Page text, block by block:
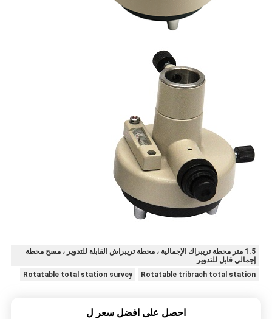
1.5 متر محطة تريبراك الإجمالية ، محطة تريبراش القابلة للتدوير ، مسح محطة
إجمالي قابل للتدوير
Rotatable tribrach total station
Rotatable total station survey
احصل على افضل سعر ل